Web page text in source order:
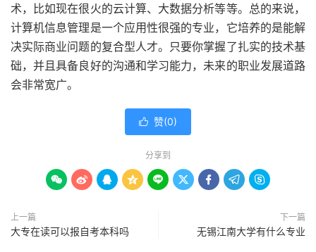
术，比如现在很火的云计算、大数据分析等等。总的来说，
计算机信息管理是一个应用性很强的专业，它培养的是能解
决实际商业问题的复合型人才。只要你掌握了扎实的技术基
础，并且具备良好的沟通和学习能力，未来的职业发展道路
会非常宽广。
 赞(0)
分享到
        
上一篇
大专在读可以报自考本科吗
下一篇
无锡江南大学有什么专业